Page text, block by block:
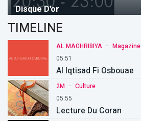
Disque D'or
TIMELINE
AL MAGHRIBIYA - Magazine
05:51
Al Iqtisad Fi Osbouae
2M - Culture
05:55
Lecture Du Coran